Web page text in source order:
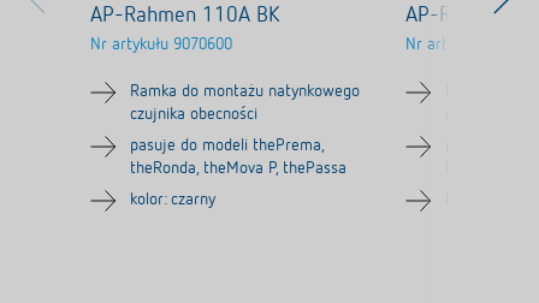
AP-Rahmen 110A BK
Nr artykułu 9070600
Ramka do montażu natynkowego
czujnika obecności
pasuje do modeli thePrema,
theRonda, theMova P, thePassa
kolor: czarny
AP-Rahmen
Nr artykułu